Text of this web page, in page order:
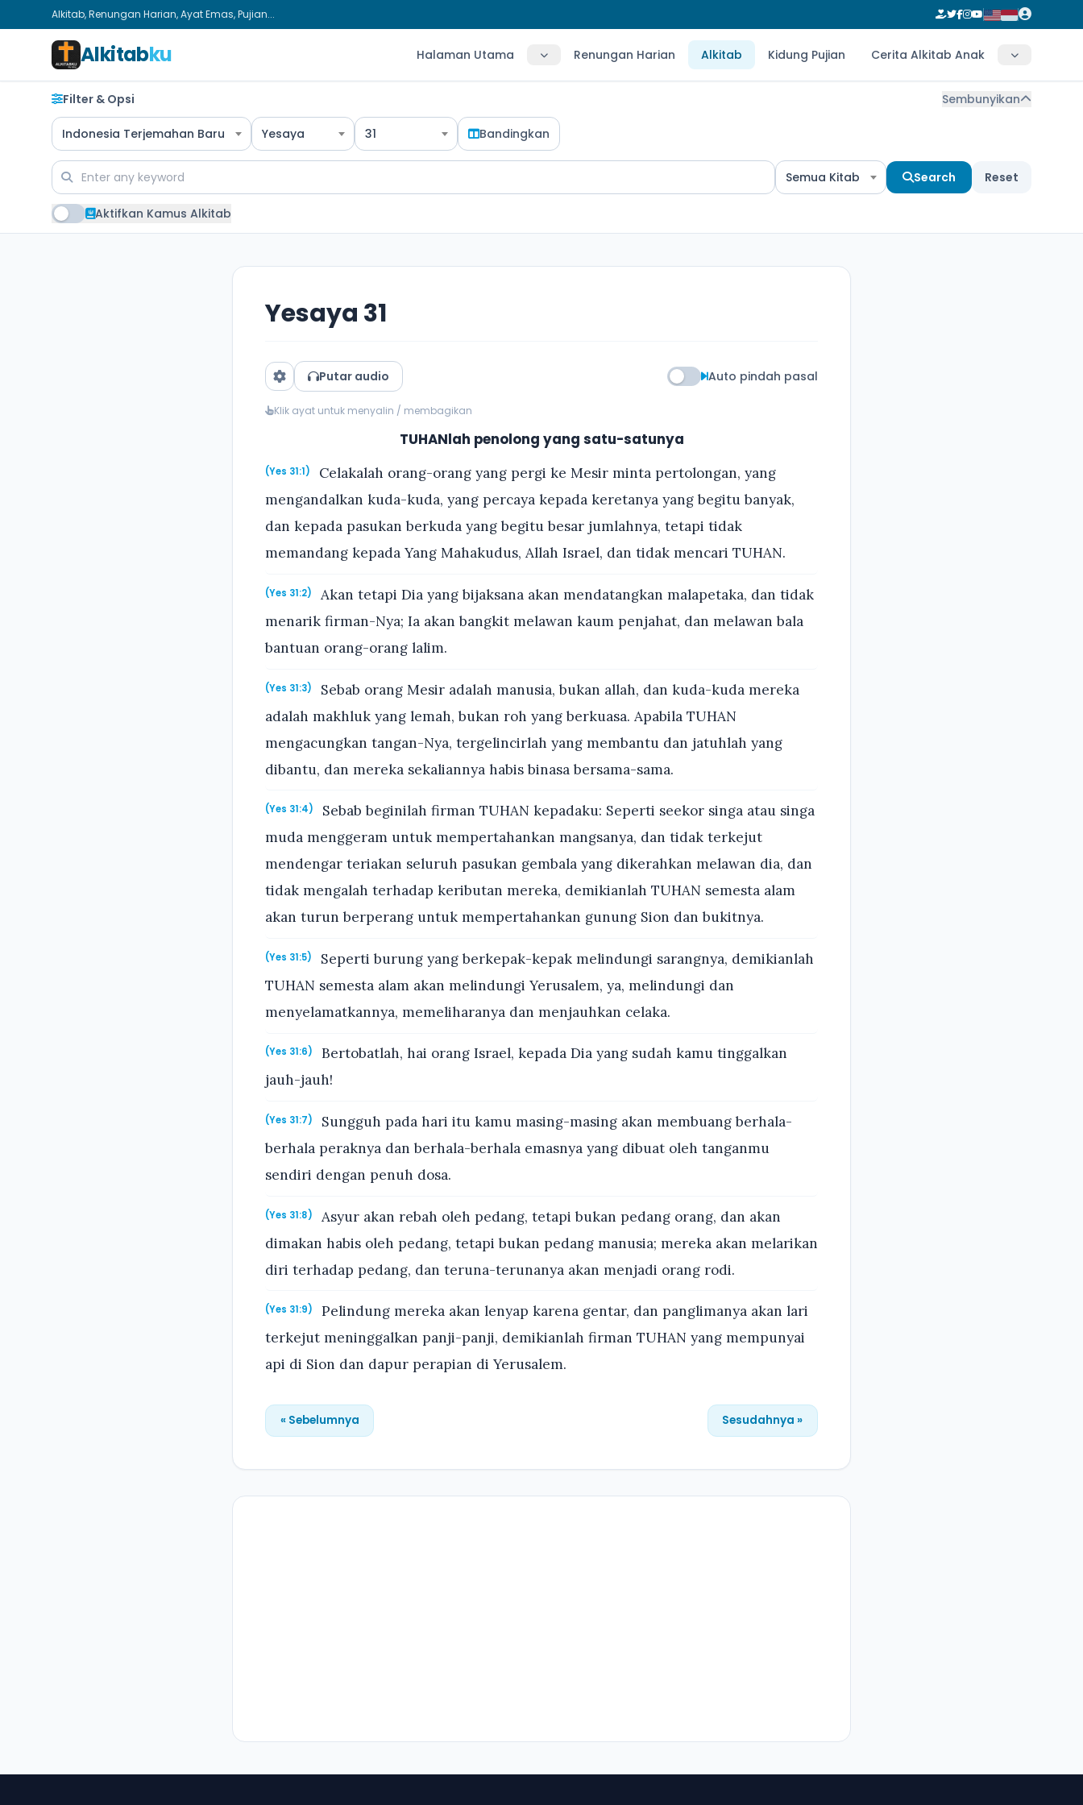
Alkitab, Renungan Harian, Ayat Emas, Pujian...
Alkitabku Halaman Utama Renungan Harian Alkitab Kidung Pujian Cerita Alkitab Anak
Filter & Opsi Sembunyikan
Indonesia Terjemahan Baru Yesaya 31 Bandingkan
Semua Kitab Search Reset
Aktifkan Kamus Alkitab
Yesaya 31
Putar audio Auto pindah pasal
Klik ayat untuk menyalin / membagikan
TUHANlah penolong yang satu-satunya
(Yes 31:1)
Celakalah orang-orang yang pergi ke Mesir minta pertolongan, yang
mengandalkan kuda-kuda, yang percaya kepada keretanya yang begitu banyak,
dan kepada pasukan berkuda yang begitu besar jumlahnya, tetapi tidak
memandang kepada Yang Mahakudus, Allah Israel, dan tidak mencari TUHAN.
(Yes 31:2)
Akan tetapi Dia yang bijaksana akan mendatangkan malapetaka, dan tidak
menarik firman-Nya; Ia akan bangkit melawan kaum penjahat, dan melawan bala
bantuan orang-orang lalim.
(Yes 31:3)
Sebab orang Mesir adalah manusia, bukan allah, dan kuda-kuda mereka
adalah makhluk yang lemah, bukan roh yang berkuasa. Apabila TUHAN
mengacungkan tangan-Nya, tergelincirlah yang membantu dan jatuhlah yang
dibantu, dan mereka sekaliannya habis binasa bersama-sama.
(Yes 31:4)
Sebab beginilah firman TUHAN kepadaku: Seperti seekor singa atau singa
muda menggeram untuk mempertahankan mangsanya, dan tidak terkejut
mendengar teriakan seluruh pasukan gembala yang dikerahkan melawan dia, dan
tidak mengalah terhadap keributan mereka, demikianlah TUHAN semesta alam
akan turun berperang untuk mempertahankan gunung Sion dan bukitnya.
(Yes 31:5)
Seperti burung yang berkepak-kepak melindungi sarangnya, demikianlah
TUHAN semesta alam akan melindungi Yerusalem, ya, melindungi dan
menyelamatkannya, memeliharanya dan menjauhkan celaka.
(Yes 31:6)
Bertobatlah, hai orang Israel, kepada Dia yang sudah kamu tinggalkan
jauh-jauh!
(Yes 31:7)
Sungguh pada hari itu kamu masing-masing akan membuang berhala-
berhala peraknya dan berhala-berhala emasnya yang dibuat oleh tanganmu
sendiri dengan penuh dosa.
(Yes 31:8)
Asyur akan rebah oleh pedang, tetapi bukan pedang orang, dan akan
dimakan habis oleh pedang, tetapi bukan pedang manusia; mereka akan melarikan
diri terhadap pedang, dan teruna-terunanya akan menjadi orang rodi.
(Yes 31:9)
Pelindung mereka akan lenyap karena gentar, dan panglimanya akan lari
terkejut meninggalkan panji-panji, demikianlah firman TUHAN yang mempunyai
api di Sion dan dapur perapian di Yerusalem.
« Sebelumnya Sesudahnya »